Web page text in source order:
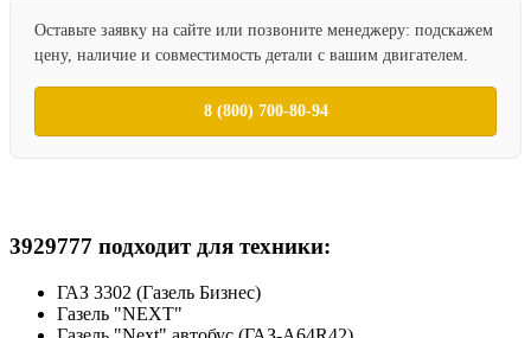
Оставьте заявку на сайте или позвоните менеджеру: подскажем
цену, наличие и совместимость детали с вашим двигателем.
8 (800) 700-80-94
3929777 подходит для техники:
ГАЗ 3302 (Газель Бизнес)
Газель "NEXT"